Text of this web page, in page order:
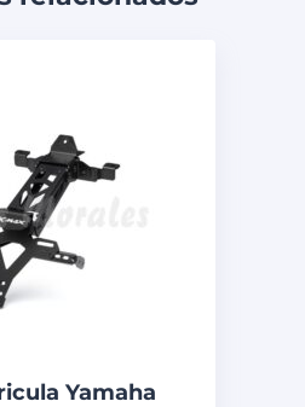
Yamaha